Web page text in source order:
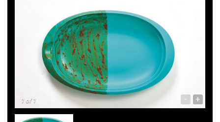
1 of 1 - +